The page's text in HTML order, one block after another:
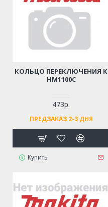
КОЛЬЦО ПЕРЕКЛЮЧЕНИЯ К
HM1100C
473р.
ПРЕДЗАКАЗ 2-3 ДНЯ
Купить